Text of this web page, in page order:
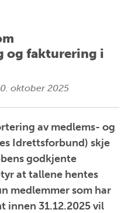
og fakturering i
oktober 2025
av medlems- og
Idrettsforbund) skje
godkjente
at tallene hentes
medlemmer som har
innen 31.12.2025 vil